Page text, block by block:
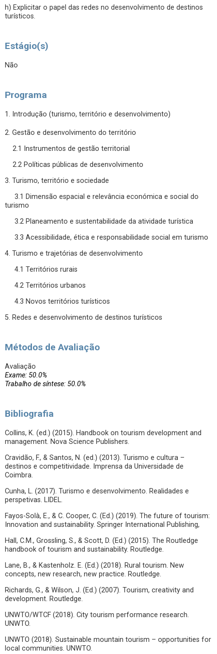
h) Explicitar o papel das redes no desenvolvimento de destinos
turísticos.
Estágio(s)
Não
Programa
1. Introdução (turismo, território e desenvolvimento)
2. Gestão e desenvolvimento do território
2.1 Instrumentos de gestão territorial
2.2 Políticas públicas de desenvolvimento
3. Turismo, território e sociedade
3.1 Dimensão espacial e relevância económica e social do
turismo
3.2 Planeamento e sustentabilidade da atividade turística
3.3 Acessibilidade, ética e responsabilidade social em turismo
4. Turismo e trajetórias de desenvolvimento
4.1 Territórios rurais
4.2 Territórios urbanos
4.3 Novos territórios turísticos
5. Redes e desenvolvimento de destinos turísticos
Métodos de Avaliação
Avaliação
Exame: 50.0%
Trabalho de síntese: 50.0%
Bibliografia
Collins, K. (ed.) (2015). Handbook on tourism development and
management. Nova Science Publishers.
Cravidão, F., & Santos, N. (ed.) (2013). Turismo e cultura –
destinos e competitividade. Imprensa da Universidade de
Coimbra.
Cunha, L. (2017). Turismo e desenvolvimento. Realidades e
perspetivas. LIDEL.
Fayos-Solà, E., & C. Cooper, C. (Ed.) (2019). The future of tourism:
Innovation and sustainability. Springer International Publishing,
Hall, C.M., Grossling, S., & Scott, D. (Ed.) (2015). The Routledge
handbook of tourism and sustainability. Routledge.
Lane, B., & Kastenholz. E. (Ed.) (2018). Rural tourism. New
concepts, new research, new practice. Routledge.
Richards, G., & Wilson, J. (Ed.) (2007). Tourism, creativity and
development. Routledge.
UNWTO/WTCF (2018). City tourism performance research.
UNWTO.
UNWTO (2018). Sustainable mountain tourism – opportunities for
local communities. UNWTO.